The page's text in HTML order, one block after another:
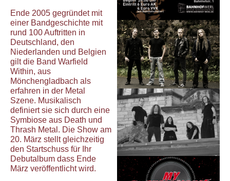
Ende 2005 gegründet mit
einer Bandgeschichte mit
rund 100 Auftritten in
Deutschland, den
Niederlanden und Belgien
gilt die Band Warfield
Within, aus
Mönchengladbach als
erfahren in der Metal
Szene. Musikalisch
definiert sie sich durch eine
Symbiose aus Death und
Thrash Metal. Die Show am
20. März stellt gleichzeitig
den Startschuss für Ihr
Debutalbum dass Ende
März veröffentlicht wird.